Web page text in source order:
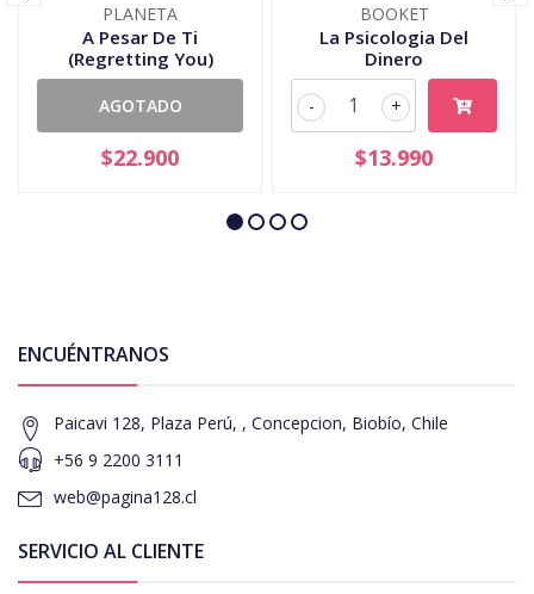
PLANETA
A Pesar De Ti
(Regretting You)
AGOTADO
$22.900
BOOKET
La Psicologia Del
Dinero
+
-
$13.990
ENCUÉNTRANOS
Paicavi 128, Plaza Perú, , Concepcion, Biobío, Chile
+56 9 2200 3111
web@pagina128.cl
SERVICIO AL CLIENTE